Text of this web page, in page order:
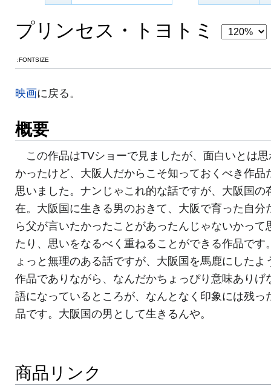
プリンセス・トヨトミ
:FONTSIZE
映画に戻る。
概要
この作品はTVショーで見ましたが、面白いとは思
かったけど、大阪人だからこそ知っておくべき作品
思いました。ナンじゃこれ的な話ですが、大阪国の
在。大阪国に生きる男のおきて、大阪で育った自分
ら父が言いたかったことがあったんじゃないかって
たり、思いをなるべく重ねることができる作品です
ょっと無理のある話ですが、大阪国を馬鹿にしたよ
作品でありながら、なんだかちょっぴり意味ありげ
語になっているところが、なんとなく印象には残っ
品です。大阪国の男として生きるんや。
商品リンク